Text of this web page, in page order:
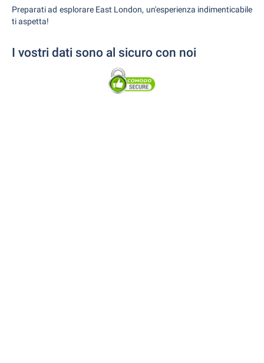
Preparati ad esplorare East London, un'esperienza indimenticabile
ti aspetta!
I vostri dati sono al sicuro con noi